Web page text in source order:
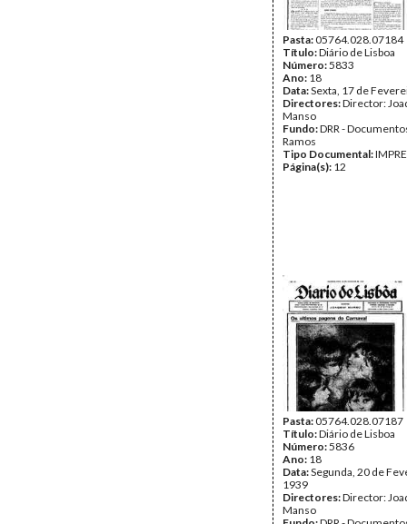
Pasta:05764.028.07184
Título:Diário de Lisboa
Número:5833
Ano: 18
Data:Sexta, 17 de
Directores:Director:
Manso
Fundo:DRR -
Ramos
Tipo Documental:
Página(s): 12
Pasta:05764.028.07187
Título:Diário de Lisboa
Número:5836
Ano: 18
Data:Segunda, 20 de
1939
Directores:Director:
Manso